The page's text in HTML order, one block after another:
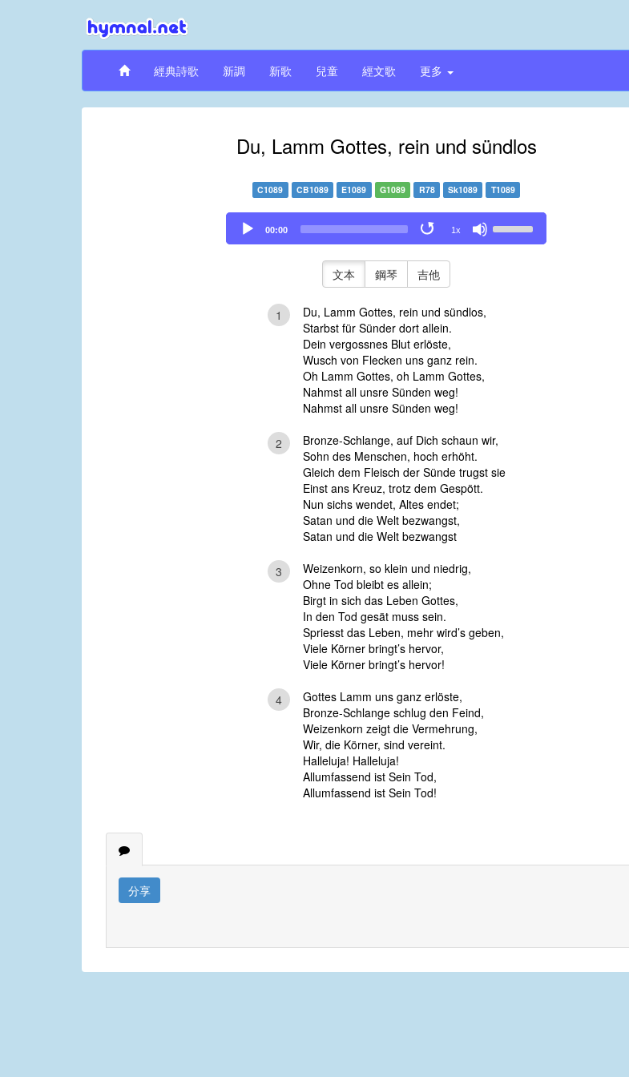
經典詩歌 新調 新歌 兒童 經文歌 更多
Du, Lamm Gottes, rein und sündlos
C1089 CB1089 E1089 G1089 R78 Sk1089 T1089
Audio
Player
00:00 1x
Up/Down
文本 鋼琴 吉他
1
Du, Lamm Gottes, rein und sündlos,
Starbst für Sünder dort allein.
Dein vergossnes Blut erlöste,
Wusch von Flecken uns ganz rein.
Oh Lamm Gottes, oh Lamm Gottes,
Nahmst all unsre Sünden weg!
Nahmst all unsre Sünden weg!
2
Bronze-Schlange, auf Dich schaun wir,
Sohn des Menschen, hoch erhöht.
Gleich dem Fleisch der Sünde trugst sie
Einst ans Kreuz, trotz dem Gespött.
Nun sichs wendet, Altes endet;
Satan und die Welt bezwangst,
Satan und die Welt bezwangst
3
Weizenkorn, so klein und niedrig,
Ohne Tod bleibt es allein;
Birgt in sich das Leben Gottes,
In den Tod gesät muss sein.
Spriesst das Leben, mehr wird’s geben,
Viele Körner bringt’s hervor,
Viele Körner bringt’s hervor!
4
Gottes Lamm uns ganz erlöste,
Bronze-Schlange schlug den Feind,
Weizenkorn zeigt die Vermehrung,
Wir, die Körner, sind vereint.
Halleluja! Halleluja!
Allumfassend ist Sein Tod,
Allumfassend ist Sein Tod!
分享